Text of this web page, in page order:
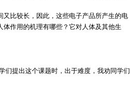
比较长，因此，这些电子产品所产生的电
作用的机理有哪些？它对人体及其他生
们提出这个课题时，出于难度，我劝同学们